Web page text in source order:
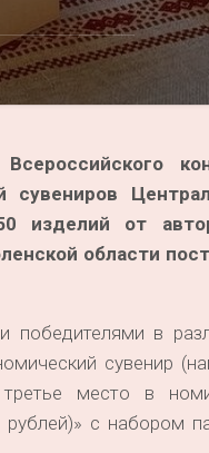
сувениров
изделий от
области
победителями в
сувенир
место в
рублей)» с набором